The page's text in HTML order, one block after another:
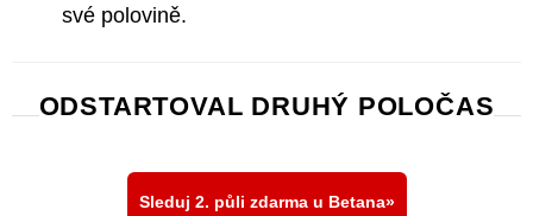
své polovině.
ODSTARTOVAL DRUHÝ POLOČAS
Sleduj 2. půli zdarma u Betana